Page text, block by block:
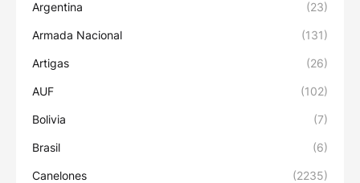
Argentina (23)
Armada Nacional (131)
Artigas (26)
AUF (102)
Bolivia (7)
Brasil (6)
Canelones (2235)